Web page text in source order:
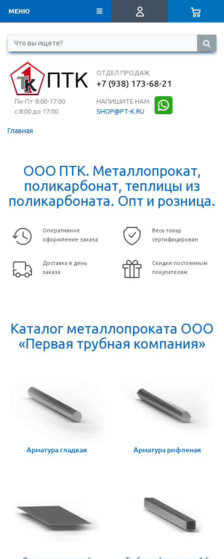
ОТДЕЛ ПРОДАЖ
+7 (938) 173-68-21
Пн-Пт 8:00-17:00
с 8:00 до 17:00
НАПИШИТЕ НАМ
SHOP@PT-K.RU
МЕНЮ
Главная
ООО ПТК. Металлопрокат,
поликарбонат, теплицы из
поликарбоната. Опт и розница.
Оперативное
оформление заказа
Весь товар
сертифицирован
Доставка в день
заказа
Скидки постоянным
покупателям
Каталог металлопроката ООО
«Первая трубная компания»
Арматура гладкая Арматура рифленая